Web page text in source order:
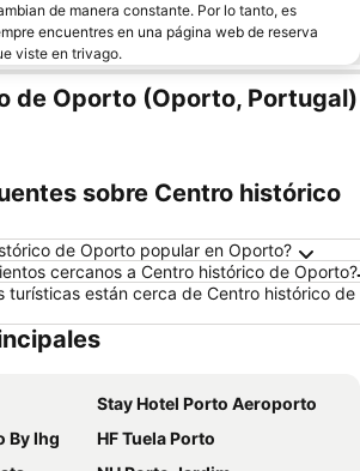
de manera constante. Por lo tanto, es
encuentres en una página web de reserva
viste en trivago.
de Oporto (Oporto, Portugal)
sobre Centro histórico
de Oporto popular en Oporto?
cercanos a Centro histórico de Oporto?
turísticas están cerca de Centro histórico de
Stay Hotel Porto Aeroporto
By Ihg
HF Tuela Porto